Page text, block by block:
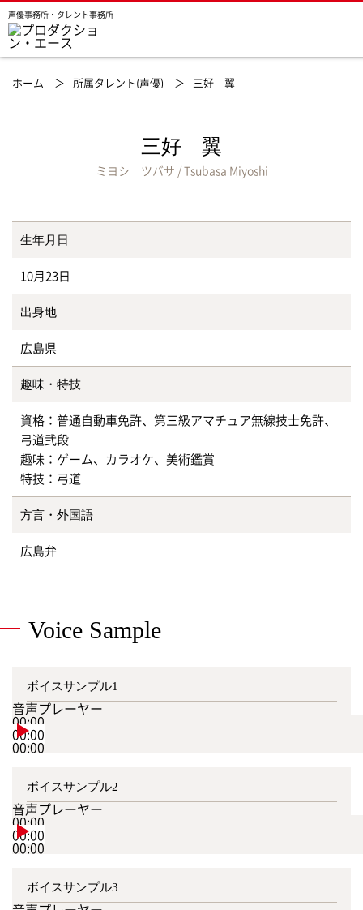
声優事務所・タレント事務所
ホーム ＞ 所属タレント(声優) ＞ 三好 翼
三好 翼
ミヨシ ツバサ / Tsubasa Miyoshi
生年月日
10月23日
出身地
広島県
趣味・特技
資格：普通自動車免許、第三級アマチュア無線技士免許、
弓道弐段
趣味：ゲーム、カラオケ、美術鑑賞
特技：弓道
方言・外国語
広島弁
Voice Sample
ボイスサンプル1
音声プレーヤー
00:00
00:00
00:00
ボイスサンプル2
音声プレーヤー
00:00
00:00
00:00
ボイスサンプル3